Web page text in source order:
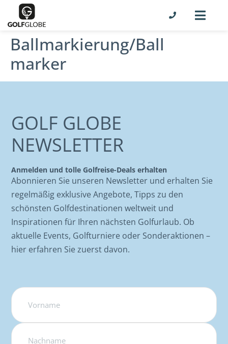
Ballmarkierung/Ball
marker
GOLF GLOBE
NEWSLETTER
Anmelden und tolle Golfreise-Deals erhalten
Abonnieren Sie unseren Newsletter und erhalten Sie
regelmäßig exklusive Angebote, Tipps zu den
schönsten Golfdestinationen weltweit und
Inspirationen für Ihren nächsten Golfurlaub. Ob
aktuelle Events, Golfturniere oder Sonderaktionen –
hier erfahren Sie zuerst davon.
Name